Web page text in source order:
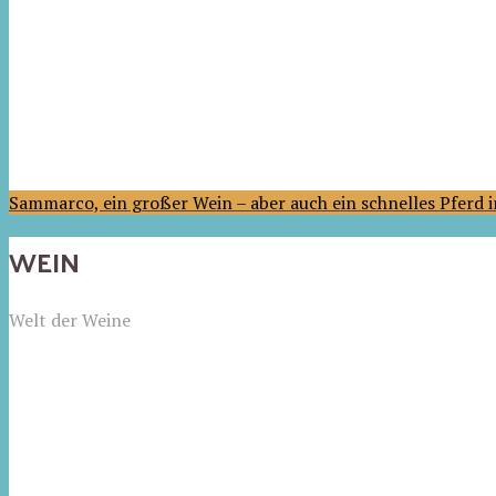
Sammarco, ein großer Wein – aber auch ein schnelles Pferd
WEIN
Welt der Weine